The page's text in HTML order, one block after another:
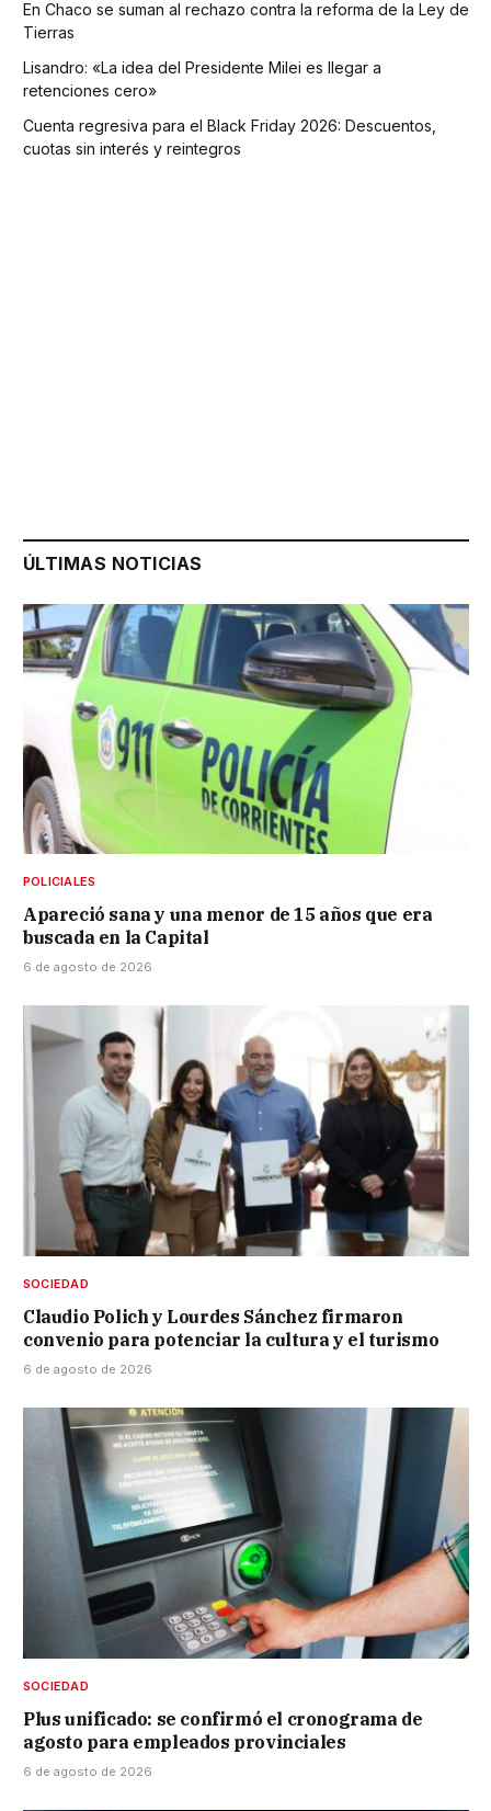
En Chaco se suman al rechazo contra la reforma de la Ley de
Tierras
Lisandro: «La idea del Presidente Milei es llegar a
retenciones cero»
Cuenta regresiva para el Black Friday 2026: Descuentos,
cuotas sin interés y reintegros
ÚLTIMAS NOTICIAS
POLICIALES
Apareció sana y una menor de 15 años que era
buscada en la Capital
6 de agosto de 2026
SOCIEDAD
Claudio Polich y Lourdes Sánchez firmaron
convenio para potenciar la cultura y el turismo
6 de agosto de 2026
SOCIEDAD
Plus unificado: se confirmó el cronograma de
agosto para empleados provinciales
6 de agosto de 2026